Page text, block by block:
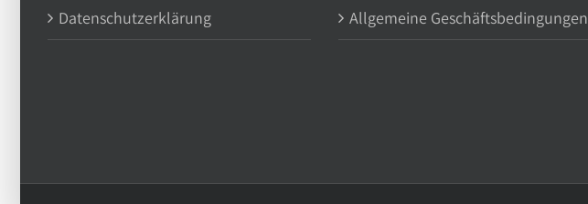
Datenschutzerklärung Allgemeine Geschäftsbedingungen